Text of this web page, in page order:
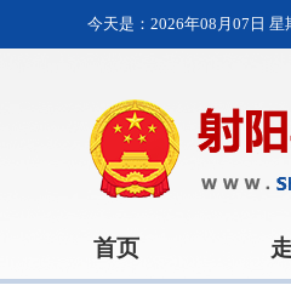
今天是： 2026年08月07日 星
首页